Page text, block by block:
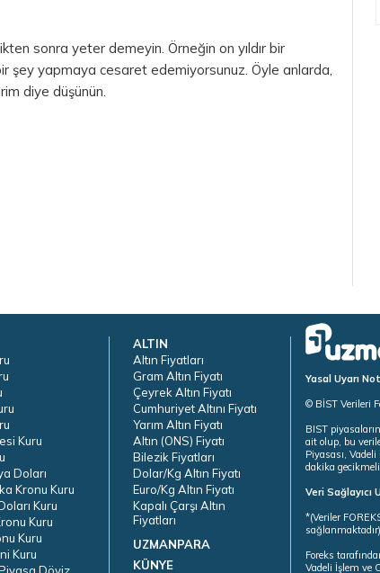
sonra yeter demeyin. Örneğin on yıldır bir
şey yapmaya cesaret edemiyorsunuz. Öyle anlarda,
diye düşünün.
Kuru
Doları
Kronu Kuru
Kuru
Kuru
Kuru
Kuru
Döviz
ALTIN
Altın Fiyatları
Gram Altın Fiyatı
Çeyrek Altın Fiyatı
Cumhuriyet Altını Fiyatı
Yarım Altın Fiyatı
Altın (ONS) Fiyatı
Bilezik Fiyatları
Dolar/Kg Altın Fiyatı
Euro/Kg Altın Fiyatı
Kapalı Çarşı Altın
Fiyatları
UZMANPARA
KÜNYE
Yasal Uyarı
© BİST Verileri
BIST
ait olup, bu
Piyasası,
dakika
Veri Sağlayıcı
*(Veriler
sağlanmaktadır)
Foreks
Vadeli İşlem ve